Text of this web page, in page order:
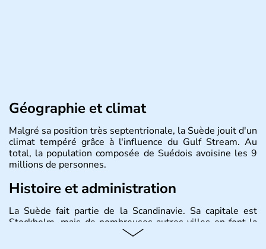
Géographie et climat
Malgré sa position très septentrionale, la Suède jouit d'un
climat tempéré grâce à l'influence du Gulf Stream. Au
total, la population composée de Suédois avoisine les 9
millions de personnes.
Histoire et administration
La Suède fait partie de la Scandinavie. Sa capitale est
Stockholm, mais de nombreuses autres villes en font la
renommée comme Malmö et Göteborg. Elle fait partie de